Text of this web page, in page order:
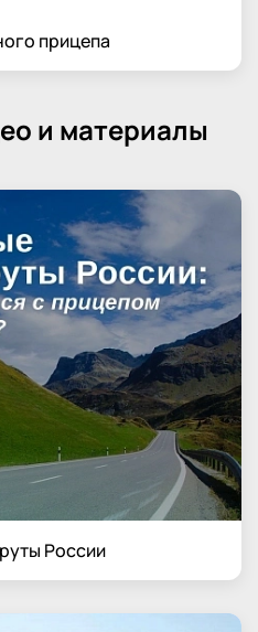
прицепа
и материалы
России